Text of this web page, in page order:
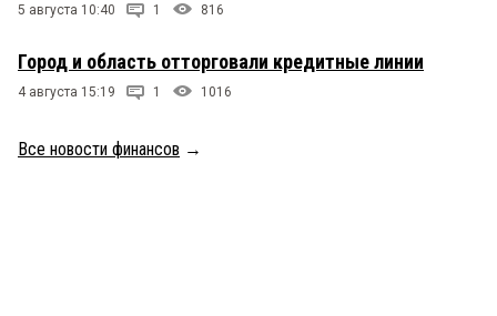
5 августа 10:40 1 816
Город и область отторговали кредитные линии
4 августа 15:19 1 1016
Все новости финансов →